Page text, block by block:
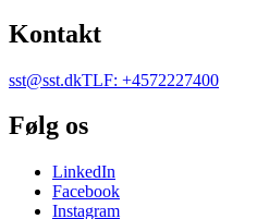
Kontakt
sst@sst.dkTLF: +4572227400
Følg os
LinkedIn
Facebook
Instagram